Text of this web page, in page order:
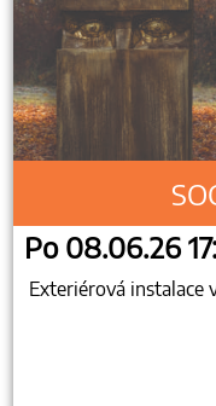
Po 08.06.26
Exteriérová instalace